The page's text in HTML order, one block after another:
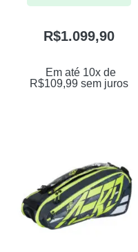
R$1.099,90
Em até 10x de
R$109,99 sem juros